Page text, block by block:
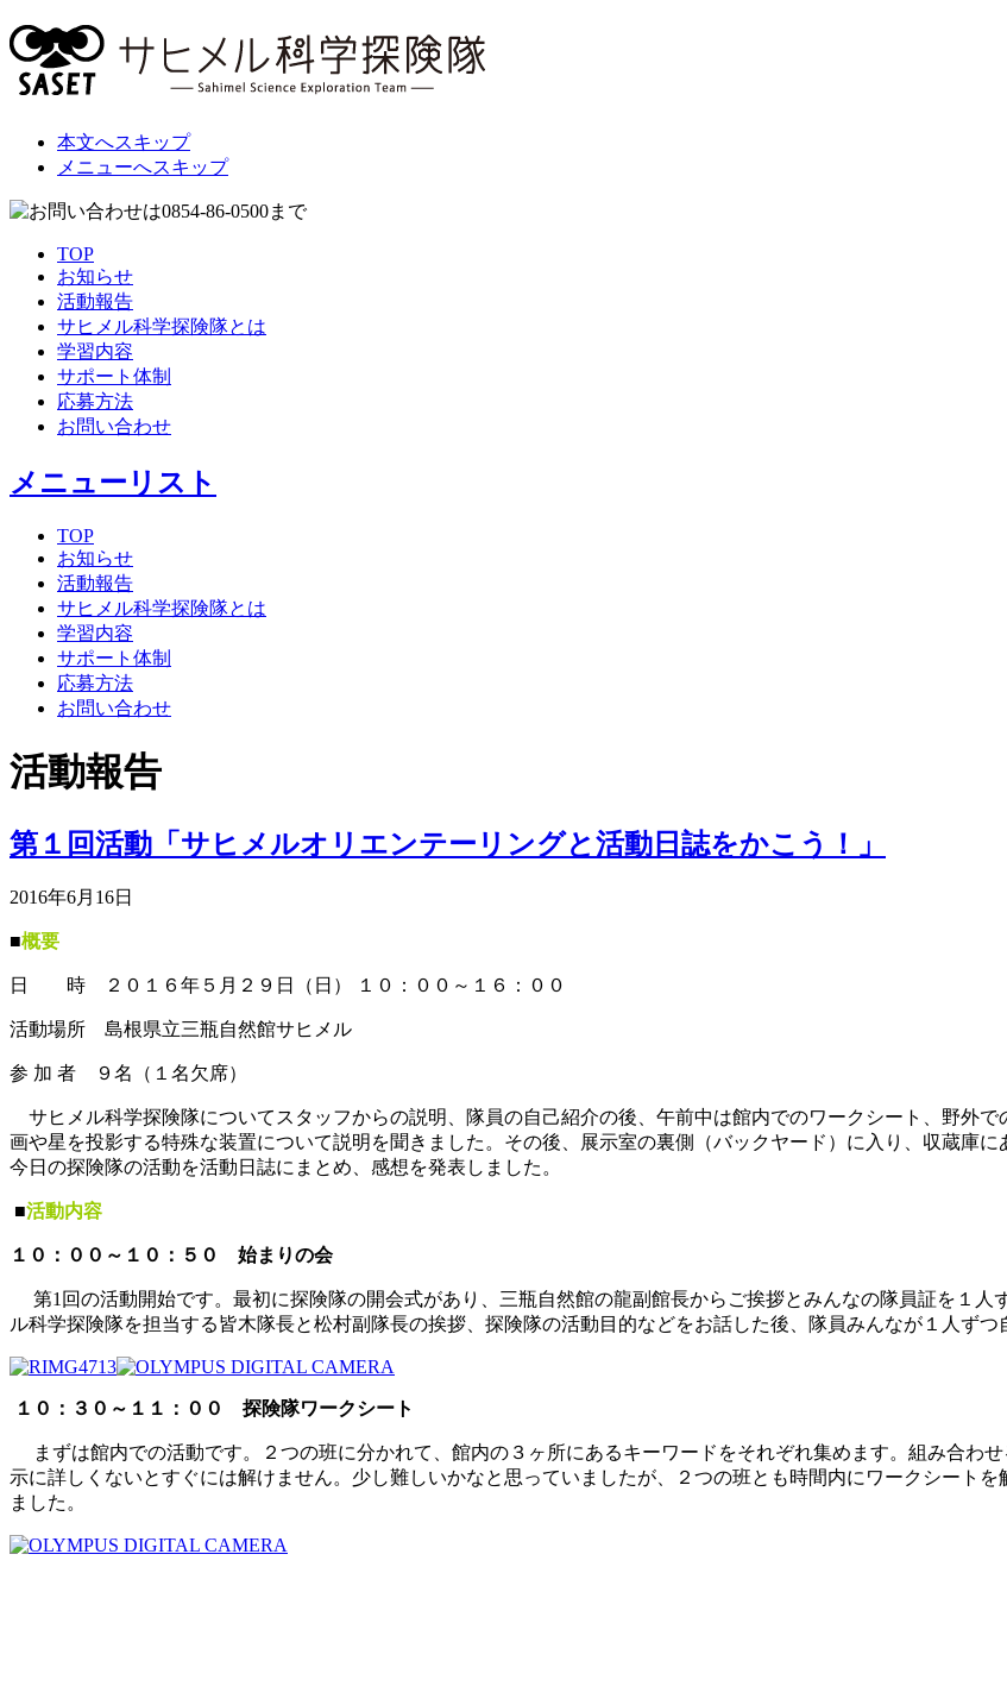
本文へスキップ
メニューへスキップ
TOP
お知らせ
活動報告
サヒメル科学探険隊とは
学習内容
サポート体制
応募方法
お問い合わせ
メニューリスト
TOP
お知らせ
活動報告
サヒメル科学探険隊とは
学習内容
サポート体制
応募方法
お問い合わせ
活動報告
第１回活動「サヒメルオリエンテーリングと活動日誌をかこう！」
2016年6月16日
■概要
日 時 ２０１６年５月２９日（日） １０：００～１６：００
活動場所 島根県立三瓶自然館サヒメル
参 加 者 ９名（１名欠席）
サヒメル科学探険隊についてスタッフからの説明、隊員の自己紹介の後、午前中は館内でのワークシート、野外
画や星を投影する特殊な装置について説明を聞きました。その後、展示室の裏側（バックヤード）に入り、収蔵庫
今日の探険隊の活動を活動日誌にまとめ、感想を発表しました。
■活動内容
１０：００～１０：５０ 始まりの会
第1回の活動開始です。最初に探険隊の開会式があり、三瓶自然館の龍副館長からご挨拶とみんなの隊員証を１人
ル科学探険隊を担当する皆木隊長と松村副隊長の挨拶、探険隊の活動目的などをお話した後、隊員みんなが１人ず
１０：３０～１１：００ 探険隊ワークシート
まずは館内での活動です。２つの班に分かれて、館内の３ヶ所にあるキーワードをそれぞれ集めます。組み合わ
示に詳しくないとすぐには解けません。少し難しいかなと思っていましたが、２つの班とも時間内にワークシート
ました。